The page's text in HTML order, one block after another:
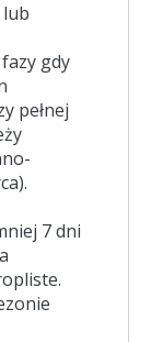
gdy
pełnej
7 dni